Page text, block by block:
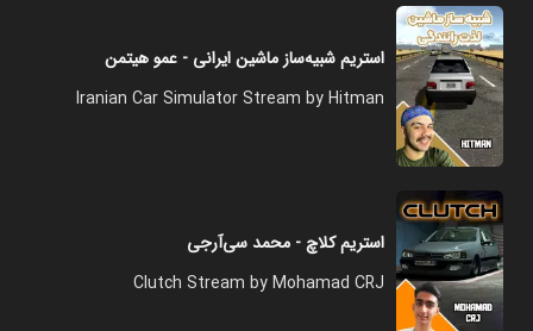
استریم شبیه‌ساز ماشین ایرانی - عمو هیتمن
Iranian Car Simulator Stream by Hitman
استریم کلاچ - محمد سی‌آرجی
Clutch Stream by Mohamad CRJ